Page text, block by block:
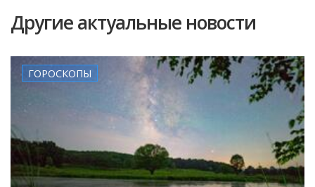
Другие актуальные новости
ГОРОСКОПЫ